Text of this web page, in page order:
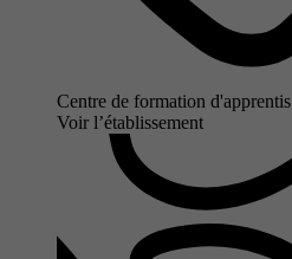
Centre de formation d'apprentis
Voir l’établissement